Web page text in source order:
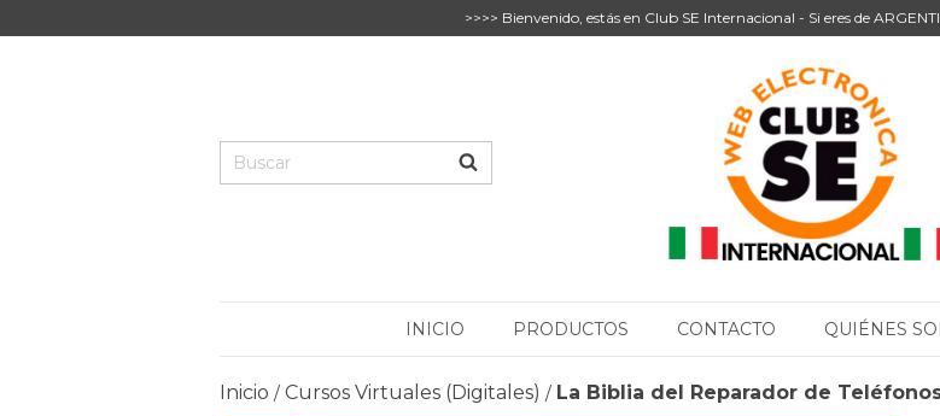
>>>> Bienvenido, estás en Club SE Internacional - Si eres de
INICIO PRODUCTOS CONTACTO QUIÉNES
Inicio / Cursos Virtuales (Digitales) / La Biblia del Reparador de